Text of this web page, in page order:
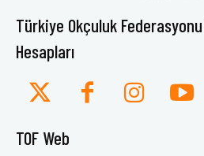
Türkiye Okçuluk
Hesapları
TOF Web